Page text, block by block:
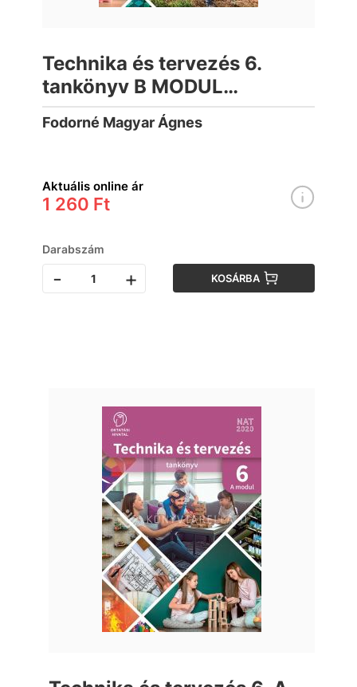
Technika és tervezés 6.
tankönyv B MODUL
Háztartásökonómia
Fodorné Magyar Ágnes
Aktuális online ár
1 260 Ft
Darabszám
- + KOSÁRBA